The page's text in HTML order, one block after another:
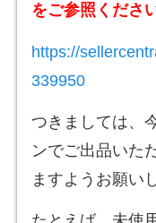
をご参照ください
https://
339950
つきましては、
ンでご出品いた
ますようお願い